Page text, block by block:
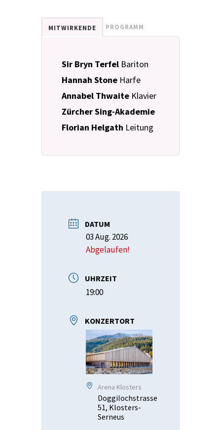
MITWIRKENDE PROGRAMM
Sir Bryn Terfel Bariton
Hannah Stone Harfe
Annabel Thwaite Klavier
Zürcher Sing-Akademie
Florian Helgath Leitung
DATUM
03 Aug. 2026
Abgelaufen!
UHRZEIT
19:00
KONZERTORT
Arena Klosters
Doggilochstrasse
51, Klosters-
Serneus